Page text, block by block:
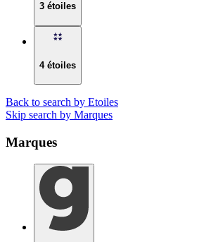
3 étoiles
4 étoiles
Back to search by Etoiles
Skip search by Marques
Marques